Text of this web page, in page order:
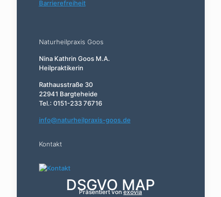
Barrierefreiheit
Naturheilpraxis Goos
Nina Kathrin Goos M.A.
Heilpraktikerin
Rathausstraße 30
22941 Bargteheide
Tel.: 0151-233 76716
info@naturheilpraxis-goos.de
Kontakt
DSGVO MAP
Präsentiert vonexovia